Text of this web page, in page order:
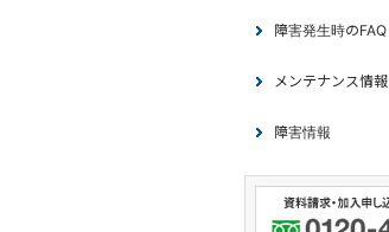
障害発生時のFAQ
メンテナンス情報
障害情報